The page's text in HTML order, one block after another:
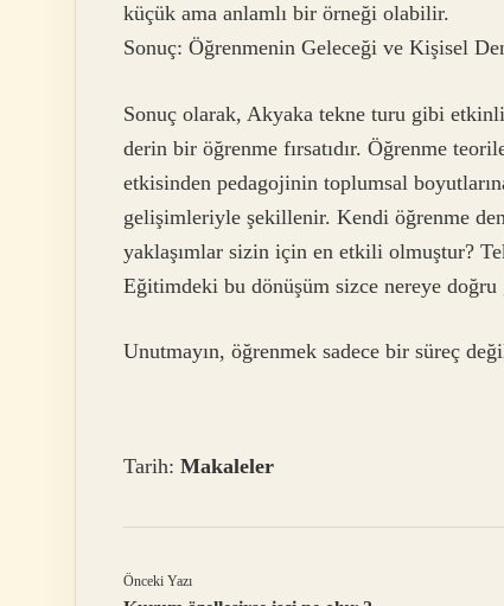
küçük ama anlamlı bir örneği olabilir.
Sonuç: Öğrenmenin Geleceği ve Kişisel
Sonuç olarak, Akyaka tekne turu gibi
derin bir öğrenme fırsatıdır. Öğrenme
etkisinden pedagojinin toplumsal
gelişimleriyle şekillenir. Kendi öğrenme
yaklaşımlar sizin için en etkili olmuştur?
Eğitimdeki bu dönüşüm sizce nereye
Unutmayın, öğrenmek sadece bir süreç
Tarih: Makaleler
Önceki Yazı